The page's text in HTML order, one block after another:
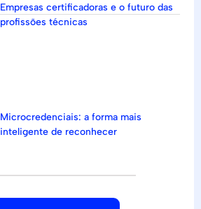
Empresas certificadoras e o futuro das
profissões técnicas
Microcredenciais: a forma mais
inteligente de reconhecer